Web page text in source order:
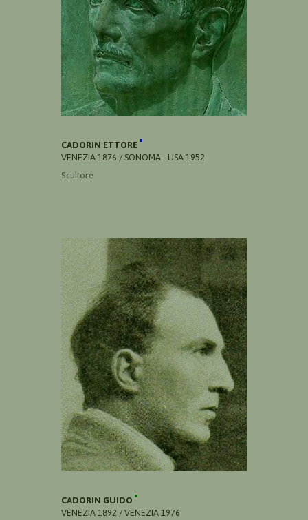
CADORIN ETTORE
VENEZIA 1876 / SONOMA - USA 1952
Scultore
CADORIN GUIDO
VENEZIA 1892 / VENEZIA 1976